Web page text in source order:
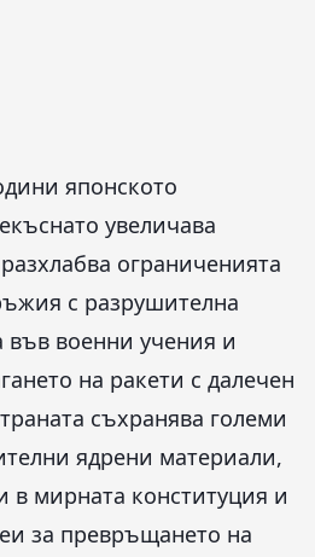
японското
увеличава
ограниченията
с разрушителна
във военни учения и
на ракети с далечен
съхранява големи
ядрени материали,
в мирната конституция и
за превръщането на